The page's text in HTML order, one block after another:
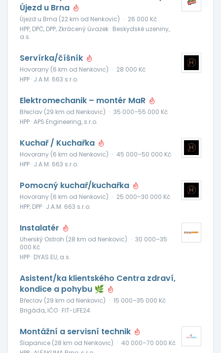
Újezd u Brna
Újezd u Brna (22 km od Nenkovic) · 26 000 Kč
HPP, DPČ, DPP, Zkrácený úvazek · Beskydské uzeniny,
a.s.
Servírka/číšník
Hovorany (6 km od Nenkovic) · 28 000 Kč
HPP · J.A.M. 663 s.r.o.
Elektromechanik – montér MaR
Břeclav (29 km od Nenkovic) · 35 000–55 000 Kč
HPP · APS Engineering, s.r.o.
Kuchař / Kuchařka
Hovorany (6 km od Nenkovic) · 45 000–50 000 Kč
HPP · J.A.M. 663 s.r.o.
Pomocný kuchař/kuchařka
Hovorany (6 km od Nenkovic) · 25 000–30 000 Kč
HPP, DPP · J.A.M. 663 s.r.o.
Instalatér
Uherský Ostroh (28 km od Nenkovic) · 30 000–35
000 Kč
HPP · DYAS.EU, a.s.
Asistent/ka klientského Centra zdraví,
kondice a pohybu 🌿
Břeclav (29 km od Nenkovic) · 15 000–35 000 Kč
Brigáda, IČO · FIT-LIFE24
Montážní a servisní technik
Šlapanice (28 km od Nenkovic) · 40 000–70 000 Kč